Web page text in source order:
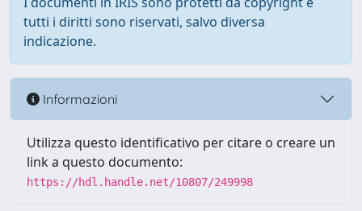
tutti i diritti sono riservati, salvo diversa
indicazione.
Informazioni
Utilizza questo identificativo per citare o creare un
link a questo documento:
https://hdl.handle.net/10807/249998